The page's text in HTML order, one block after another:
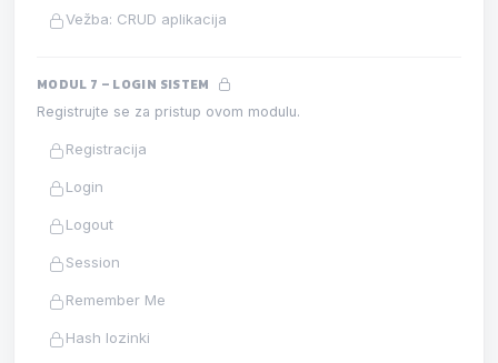
Vežba: CRUD aplikacija
MODUL 7 – LOGIN SISTEM
Registrujte se za pristup ovom modulu.
Registracija
Login
Logout
Session
Remember Me
Hash lozinki